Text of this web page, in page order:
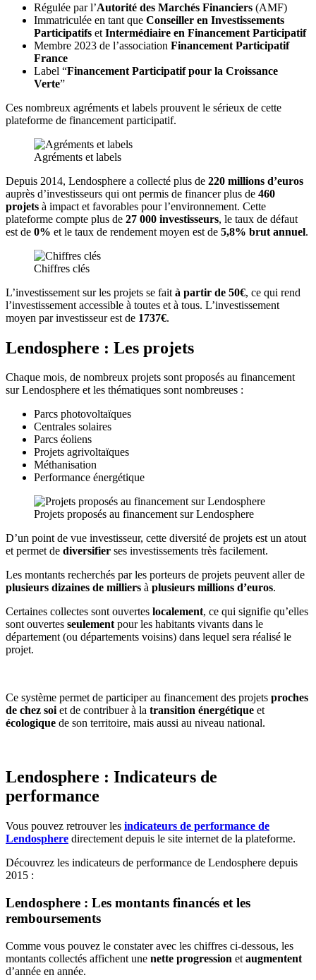
Régulée par l’Autorité des Marchés Financiers (AMF)
Immatriculée en tant que Conseiller en Investissements
Participatifs et Intermédiaire en Financement Participatif
Membre 2023 de l’association Financement Participatif
France
Label “Financement Participatif pour la Croissance
Verte”
Ces nombreux agréments et labels prouvent le sérieux de cette
plateforme de financement participatif.
Agréments et labels
Depuis 2014, Lendosphere a collecté plus de 220 millions d’euros
auprès d’investisseurs qui ont permis de financer plus de 460
projets à impact et favorables pour l’environnement. Cette
plateforme compte plus de 27 000 investisseurs, le taux de défaut
est de 0% et le taux de rendement moyen est de 5,8% brut annuel.
Chiffres clés
L’investissement sur les projets se fait à partir de 50€, ce qui rend
l’investissement accessible à toutes et à tous. L’investissement
moyen par investisseur est de 1737€.
Lendosphere : Les projets
Chaque mois, de nombreux projets sont proposés au financement
sur Lendosphere et les thématiques sont nombreuses :
Parcs photovoltaïques
Centrales solaires
Parcs éoliens
Projets agrivoltaïques
Méthanisation
Performance énergétique
Projets proposés au financement sur Lendosphere
D’un point de vue investisseur, cette diversité de projets est un atout
et permet de diversifier ses investissements très facilement.
Les montants recherchés par les porteurs de projets peuvent aller de
plusieurs dizaines de milliers à plusieurs millions d’euros.
Certaines collectes sont ouvertes localement, ce qui signifie qu’elles
sont ouvertes seulementpour les habitants vivants dans le
département (ou départements voisins) dans lequel sera réalisé le
projet.
Ce système permet de participer au financement des projets proches
de chez soiet de contribuer à la transition énergétique et
écologique de son territoire, mais aussi au niveau national.
Lendosphere : Indicateurs de
performance
Vous pouvez retrouver les indicateurs de performance de
Lendosphere directement depuis le site internet de la plateforme.
Découvrez les indicateurs de performance de Lendosphere depuis
2015 :
Lendosphere : Les montants financés et les
remboursements
Comme vous pouvez le constater avec les chiffres ci-dessous, les
montants collectés affichent une nette progression et augmentent
d’année en année.